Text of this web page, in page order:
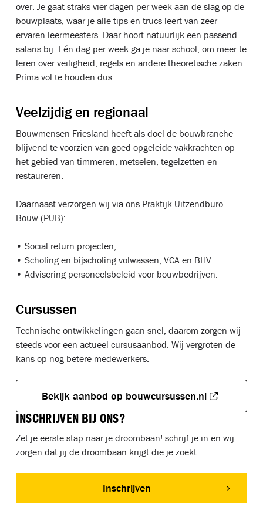
over. Je gaat straks vier dagen per week aan de slag op de
bouwplaats, waar je alle tips en trucs leert van zeer
ervaren leermeesters. Daar hoort natuurlijk een passend
salaris bij. Eén dag per week ga je naar school, om meer te
leren over veiligheid, regels en andere theoretische zaken.
Prima vol te houden dus.
Veelzijdig en regionaal
Bouwmensen Friesland heeft als doel de bouwbranche
blijvend te voorzien van goed opgeleide vakkrachten op
het gebied van timmeren, metselen, tegelzetten en
restaureren.
Daarnaast verzorgen wij via ons Praktijk Uitzendburo
Bouw (PUB):
• Social return projecten;
• Scholing en bijscholing volwassen, VCA en BHV
• Advisering personeelsbeleid voor bouwbedrijven.
Cursussen
Technische ontwikkelingen gaan snel, daarom zorgen wij
steeds voor een actueel cursusaanbod. Wij vergroten de
kans op nog betere medewerkers.
Bekijk aanbod op bouwcursussen.nl
INSCHRIJVEN BIJ ONS?
Zet je eerste stap naar je droombaan! schrijf je in en wij
zorgen dat jij de droombaan krijgt die je zoekt.
Inschrijven